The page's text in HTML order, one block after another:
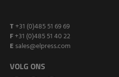
T +31 (0)485 51 69 69
F+31 (0)485 51 40 22
E sales@elpress.com
VOLG ONS